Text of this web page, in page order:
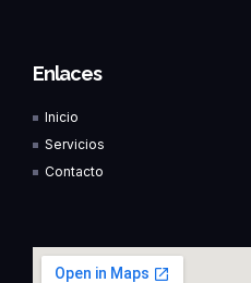
o
o
-
f
i
i
Enlaces
Inicio
Servicios
Contacto